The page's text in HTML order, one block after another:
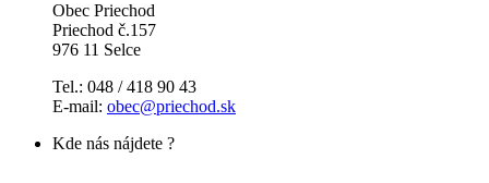
Obec Priechod
Priechod č.157
976 11 Selce
Tel.: 048 / 418 90 43
E-mail: obec@priechod.sk
Kde nás nájdete ?